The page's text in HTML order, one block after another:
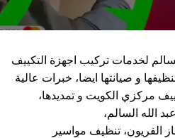
لخدمات تركيب اجهزة التكييف
و صيانتها ايضا، خبرات عالية
مركزي الكويت و تمديدها،
الله السالم،
الفريون، تنظيف مواسير